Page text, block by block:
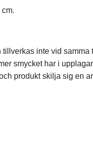
inte vid
smycket har i
produkt skilja sig en